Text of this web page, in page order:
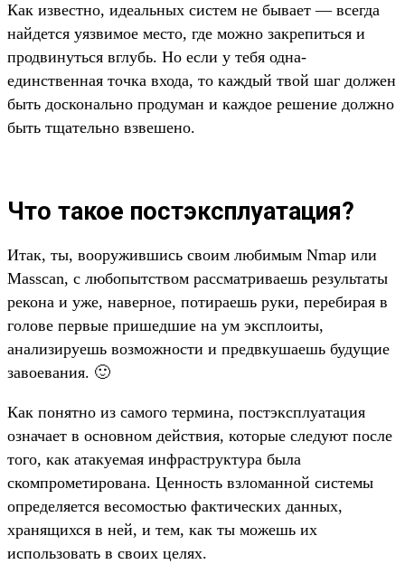
Как известно, идеальных систем не бывает — всегда
найдется уязвимое место, где можно закрепиться и
продвинуться вглубь. Но если у тебя одна-
единственная точка входа, то каждый твой шаг должен
быть досконально продуман и каждое решение должно
быть тщательно взвешено.
Что такое постэксплуатация?
Итак, ты, вооружившись своим любимым Nmap или
Masscan, с любопытством рассматриваешь результаты
рекона и уже, наверное, потираешь руки, перебирая в
голове первые пришедшие на ум эксплоиты,
анализируешь возможности и предвкушаешь будущие
завоевания. 🙂
Как понятно из самого термина, постэксплуатация
означает в основном действия, которые следуют после
того, как атакуемая инфраструктура была
скомпрометирована. Ценность взломанной системы
определяется весомостью фактических данных,
хранящихся в ней, и тем, как ты можешь их
использовать в своих целях.